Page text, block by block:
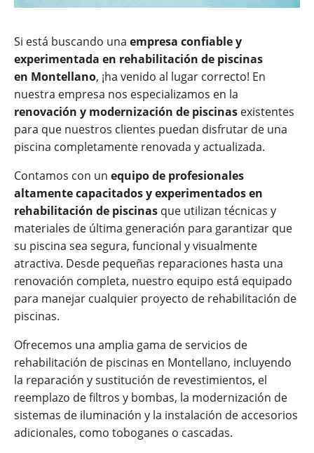
Si está buscando una empresa confiable y
experimentada en rehabilitación de piscinas
en Montellano, ¡ha venido al lugar correcto! En
nuestra empresa nos especializamos en la
renovación y modernización de piscinas existentes
para que nuestros clientes puedan disfrutar de una
piscina completamente renovada y actualizada.
Contamos con un equipo de profesionales
altamente capacitados y experimentados en
rehabilitación de piscinas que utilizan técnicas y
materiales de última generación para garantizar que
su piscina sea segura, funcional y visualmente
atractiva. Desde pequeñas reparaciones hasta una
renovación completa, nuestro equipo está equipado
para manejar cualquier proyecto de rehabilitación de
piscinas.
Ofrecemos una amplia gama de servicios de
rehabilitación de piscinas en Montellano, incluyendo
la reparación y sustitución de revestimientos, el
reemplazo de filtros y bombas, la modernización de
sistemas de iluminación y la instalación de accesorios
adicionales, como toboganes o cascadas.